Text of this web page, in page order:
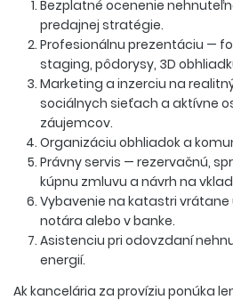
Bezplatné ocenenie
predajnej stratégie.
Profesionálnu prezentáciu —
staging, pôdorysy, 3D
Marketing a inzerciu na
sociálnych sieťach a aktívne
záujemcov.
Organizáciu obhliadok a
Právny servis — rezervačnú,
kúpnu zmluvu a návrh na
Vybavenie na katastri vrátane
notára alebo v banke.
Asistenciu pri odovzdaní
energií.
Ak kancelária za províziu ponúka